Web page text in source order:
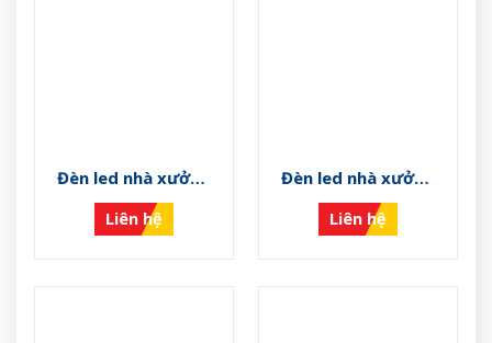
Đèn led nhà xưởng
VS-LNX-PN F
Liên hệ
Đèn led nhà xưởng
VS-LNX-PN E
Liên hệ